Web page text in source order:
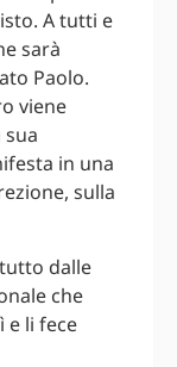
A tutti e
sarà
Paolo.
viene
in una
sulla
dalle
che
e li fece